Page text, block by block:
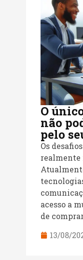
O
não
pelo
Os
realmente
acesso a
de
13/08/